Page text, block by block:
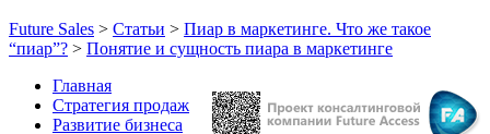
Future Sales > Статьи > Пиар в маркетинге. Что же такое
“пиар”? > Понятие и сущность пиара в маркетинге
Главная
Стратегия продаж
Развитие бизнеса